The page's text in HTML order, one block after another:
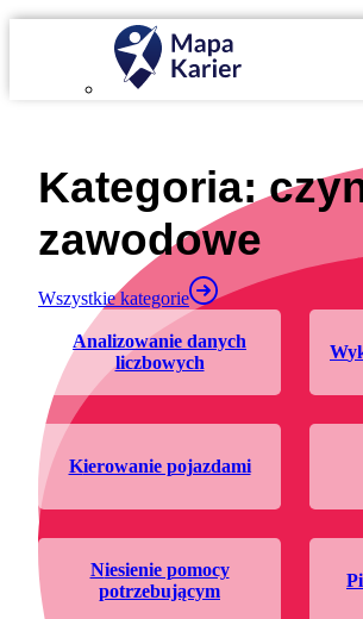
Kategoria:
zawodowe
Wszystkie kategorie
analizowanie danych
liczbowych
kierowanie pojazdami
niesienie pomocy
potrzebującym